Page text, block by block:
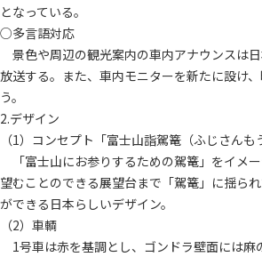
となっている。
○多言語対応
景色や周辺の観光案内の車内アナウンスは
放送する。また、車内モニターを新たに設け
う。
2.デザイン
（1）コンセプト「富士山詣駕篭（ふじさんも
「富士山にお参りするための駕篭」をイメ
望むことのできる展望台まで「駕篭」に揺ら
ができる日本らしいデザイン。
（2）車輌
1号車は赤を基調とし、ゴンドラ壁面には麻